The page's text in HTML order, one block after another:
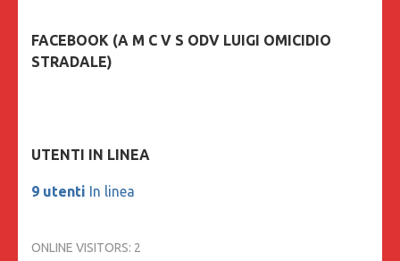
FACEBOOK (A M C V S ODV LUIGI OMICIDIO
STRADALE)
UTENTI IN LINEA
9 utenti In linea
ONLINE VISITORS: 2